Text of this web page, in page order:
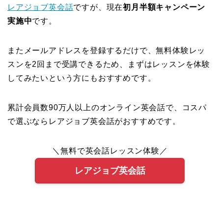
レアジョブ英会話ですが、現在初月半額キャンペーン
実施中です。
またメールアドレスを登録するだけで、無料体験レッ
スンを2回まで受講できるため、まずはレッスンを体験
してみたいという方にもおすすめです。
累計会員数90万人以上のオンライン英会話で、コスパ
で選ぶならレアジョブ英会話がおすすめです。
＼無料で英会話レッスン体験／
レアジョブ英会話